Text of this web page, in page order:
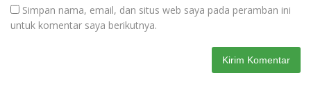
Simpan nama, email, dan situs web saya pada peramban ini
untuk komentar saya berikutnya.